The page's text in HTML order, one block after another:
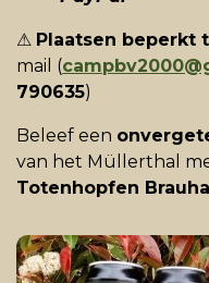
⚠ Plaatsen beperkt
mail (
790635)
Beleef een
van het Müllerthal
Totenhopfen